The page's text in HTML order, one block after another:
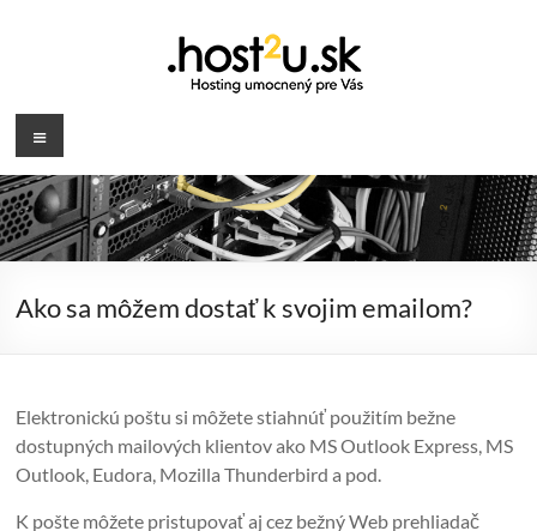
.host2u.sk
Hosting
umocnený
pre
Vás
Menu
Ako sa môžem dostať k svojim emailom?
Elektronickú poštu si môžete stiahnúť použitím bežne
dostupných mailových klientov ako MS Outlook Express, MS
Outlook, Eudora, Mozilla Thunderbird a pod.
K pošte môžete pristupovať aj cez bežný Web prehliadač